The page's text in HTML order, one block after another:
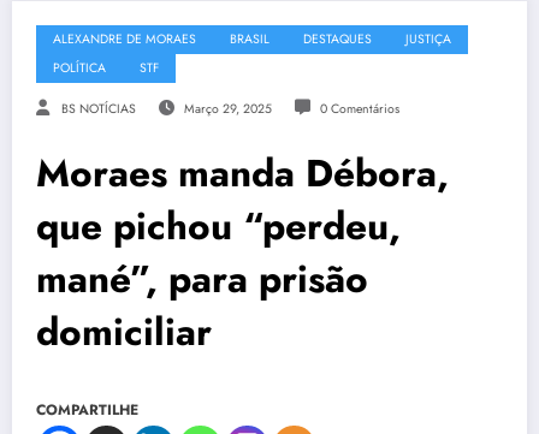
ALEXANDRE DE MORAES BRASIL DESTAQUES
JUSTIÇA
POLÍTICA
STF
BS NOTÍCIAS Março 29, 2025 0 Comentários
Moraes manda Débora,
que pichou “perdeu,
mané”, para prisão
domiciliar
COMPARTILHE